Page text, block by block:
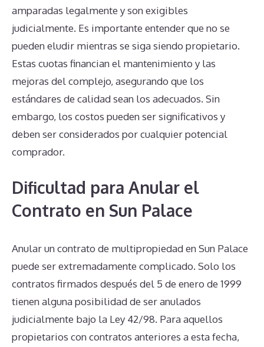
amparadas legalmente y son exigibles
judicialmente. Es importante entender que no se
pueden eludir mientras se siga siendo propietario.
Estas cuotas financian el mantenimiento y las
mejoras del complejo, asegurando que los
estándares de calidad sean los adecuados. Sin
embargo, los costos pueden ser significativos y
deben ser considerados por cualquier potencial
comprador.
Dificultad para Anular el
Contrato en Sun Palace
Anular un contrato de multipropiedad en Sun Palace
puede ser extremadamente complicado. Solo los
contratos firmados después del 5 de enero de 1999
tienen alguna posibilidad de ser anulados
judicialmente bajo la Ley 42/98. Para aquellos
propietarios con contratos anteriores a esta fecha,